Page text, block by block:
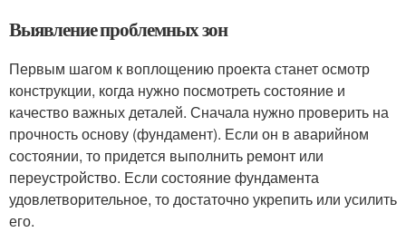
Выявление проблемных зон
Первым шагом к воплощению проекта станет осмотр
конструкции, когда нужно посмотреть состояние и
качество важных деталей. Сначала нужно проверить на
прочность основу (фундамент). Если он в аварийном
состоянии, то придется выполнить ремонт или
переустройство. Если состояние фундамента
удовлетворительное, то достаточно укрепить или усилить
его.